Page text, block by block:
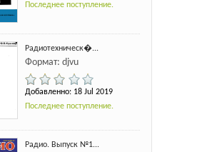
Последнее поступление.
Радиотехническ�...
Формат: djvu
Добавленно: 18 Jul 2019
Последнее поступление.
Радио. Выпуск №1...